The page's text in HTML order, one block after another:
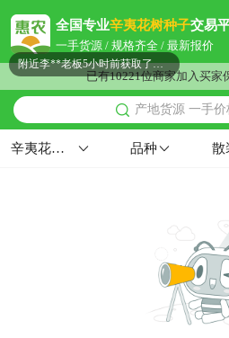
全国专业辛夷花树种子交易
一手货源 / 规格齐全 / 最新报价
已有10221位商家加入买家
产地货源 一手价
附近钱**老板35分钟前成功采购
附近李**老板27分钟前获取了报价
附近李**老板5小时前获取了报价
佛山市蒋**老板6小时前看了商品
佛山市康**老板53分钟前看了商品
附近曹**老板46分钟前询价供应商
佛山市胡**老板16小时前看了商品
辛夷花树种子 品种